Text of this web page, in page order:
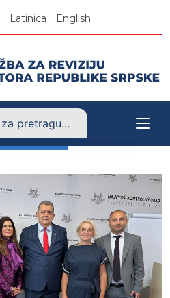
Latinica English